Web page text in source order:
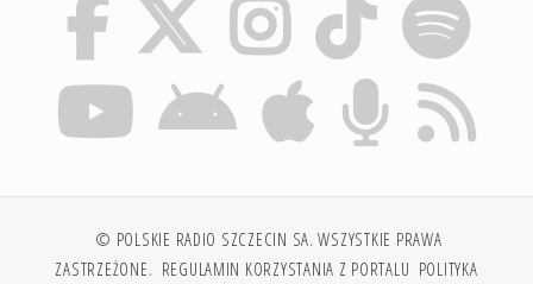
© POLSKIE RADIO SZCZECIN SA. WSZYSTKIE PRAWA
ZASTRZEŻONE. REGULAMIN KORZYSTANIA Z PORTALU POLITYKA